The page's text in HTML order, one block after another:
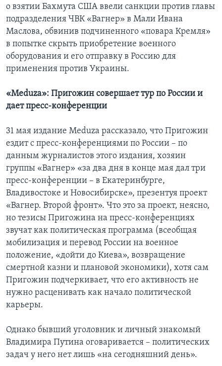
о взятии Бахмута США ввели санкции против главы
подразделения ЧВК «Вагнер» в Мали Ивана
Маслова, обвинив подчиненного «повара Кремля»
в попытке скрыть приобретение военного
оборудования и его отправку в Россию для
применения против Украины.
«Meduza»: Пригожин совершает тур по России и
дает пресс-конференции
31 мая издание Meduza рассказало, что Пригожин
ездит с пресс-конференциями по России – по
данным журналистов этого издания, хозяин
группы «Вагнер» «за два дня в конце мая дал три
пресс-конференции – в Екатеринбурге,
Владивостоке и Новосибирске», презентуя проект
«Вагнер. Второй фронт». Что это за проект, неясно,
но тезисы Пригожина на пресс-конференциях
звучат как политическая программа (всеобщая
мобилизация и перевод России на военное
положение, «дойти до Киева», возвращение
смертной казни и плановой экономики), хотя сам
Пригожин подчеркивает, что его активность не
нужно расценивать как начало политической
карьеры.
Однако бывший уголовник и личный знакомый
Владимира Путина оговаривается – политических
задач у него нет лишь «на сегодняшний день».